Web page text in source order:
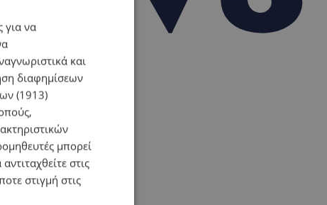
για να
και
διαφημίσεων
(1913)
μπορεί
στις
στιγμή στις